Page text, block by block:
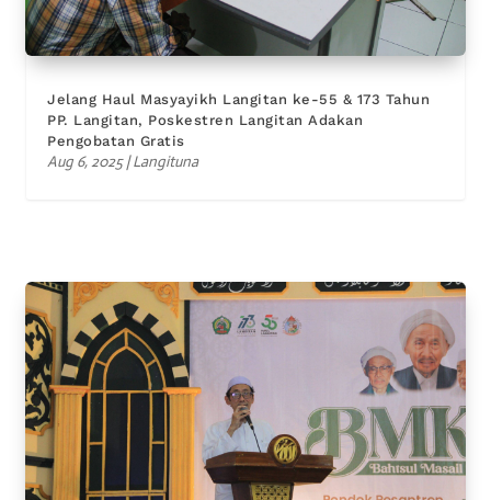
Jelang Haul Masyayikh Langitan ke-55 & 173 Tahun
PP. Langitan, Poskestren Langitan Adakan
Pengobatan Gratis
Aug 6, 2025|Langituna